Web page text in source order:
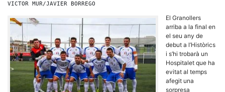
VICTOR MUR/JAVIER BORREGO
El Granollers
arriba a la final en
el seu any de
debut a l’Històrics
i s’hi trobarà un
Hospitalet que ha
evitat al temps
afegit una
sorpresa
Necessàries